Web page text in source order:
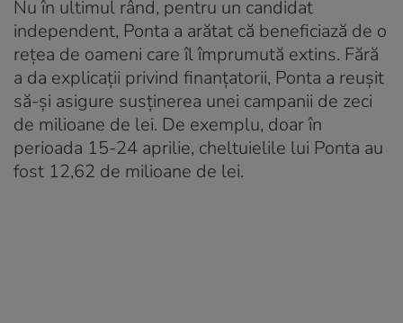
Nu în ultimul rând, pentru un candidat
independent, Ponta a arătat că beneficiază de o
rețea de oameni care îl împrumută extins. Fără
a da explicații privind finanțatorii, Ponta a reușit
să-și asigure susținerea unei campanii de zeci
de milioane de lei. De exemplu, doar în
perioada 15-24 aprilie, cheltuielile lui Ponta au
fost 12,62 de milioane de lei.